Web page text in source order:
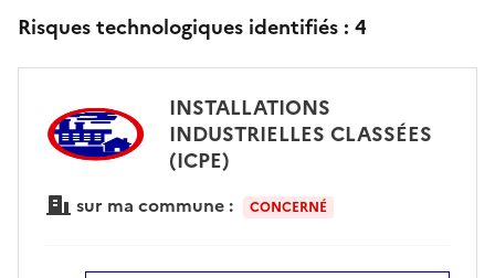
Risques technologiques identifiés : 4
INSTALLATIONS
INDUSTRIELLES CLASSÉES
(ICPE)
sur ma commune : CONCERNÉ